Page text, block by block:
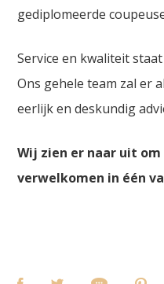
gediplomeerde
Service en kwaliteit
Ons gehele team zal er
eerlijk en deskundig
Wij zien er naar uit
verwelkomen in één